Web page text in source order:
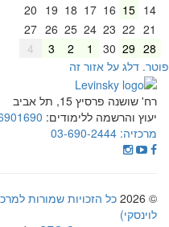
14
15
16
17
18
19
20
21
22
23
24
25
26
27
28
29
30
2
3
4
דלג על אזור זה
רח' שושנה פרסיץ 15, תל אביב
יעוץ והרשמה ללימודים:
מרכזיה: 03-690-2444
© 2026
כל הזכויות שמורות
לוינסקי)